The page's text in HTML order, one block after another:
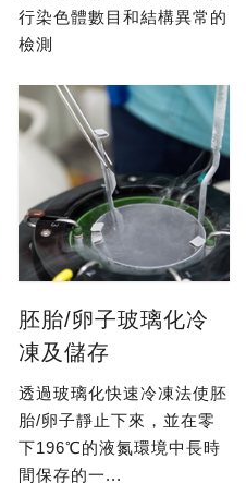
行染色體數目和結構異常的
檢測
胚胎/卵子玻璃化冷
凍及儲存
透過玻璃化快速冷凍法使胚
胎/卵子靜止下來，並在零
下196℃的液氮環境中長時
間保存的一...